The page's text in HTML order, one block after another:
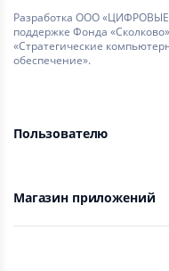
Разработка ООО
поддержке Фонда
«Стратегические
обеспечение».
Пользователю
Магазин приложений